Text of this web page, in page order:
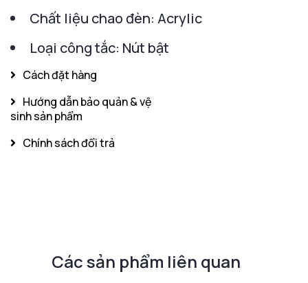
Chất liệu chao đèn: Acrylic
Loại công tắc: Nút bật
Cách đặt hàng
Hướng dẫn bảo quản & vệ
sinh sản phẩm
Chính sách đổi trả
Các sản phẩm liên quan